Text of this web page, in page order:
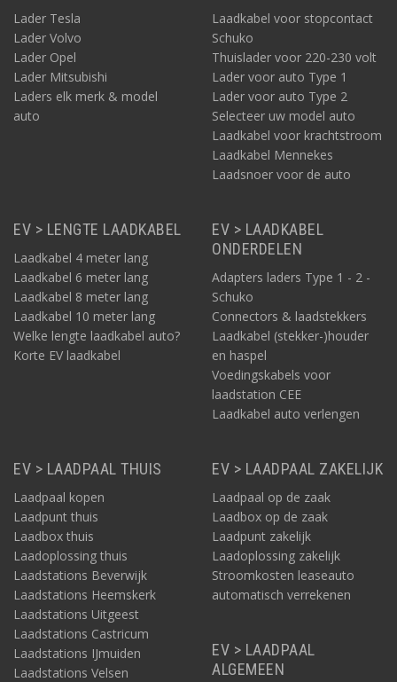
Lader Tesla
Lader Volvo
Lader Opel
Lader Mitsubishi
Laders elk merk & model
auto
Laadkabel voor stopcontact
Schuko
Thuislader voor 220-230 volt
Lader voor auto Type 1
Lader voor auto Type 2
Selecteer uw model auto
Laadkabel voor krachtstroom
Laadkabel Mennekes
Laadsnoer voor de auto
EV > LENGTE LAADKABEL
Laadkabel 4 meter lang
Laadkabel 6 meter lang
Laadkabel 8 meter lang
Laadkabel 10 meter lang
Welke lengte laadkabel auto?
Korte EV laadkabel
EV > LAADKABEL
ONDERDELEN
Adapters laders Type 1 - 2 -
Schuko
Connectors & laadstekkers
Laadkabel (stekker-)houder
en haspel
Voedingskabels voor
laadstation CEE
Laadkabel auto verlengen
EV > LAADPAAL THUIS
Laadpaal kopen
Laadpunt thuis
Laadbox thuis
Laadoplossing thuis
Laadstations Beverwijk
Laadstations Heemskerk
Laadstations Uitgeest
Laadstations Castricum
Laadstations IJmuiden
Laadstations Velsen
EV > LAADPAAL ZAKELIJK
Laadpaal op de zaak
Laadbox op de zaak
Laadpunt zakelijk
Laadoplossing zakelijk
Stroomkosten leaseauto
automatisch verrekenen
EV > LAADPAAL
ALGEMEEN